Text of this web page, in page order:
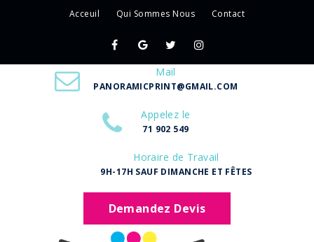
Acceuil Qui Sommes Nous Contact
Mail
PANORAMICPRINT@GMAIL.COM
Appelez le
71 902 549
Horaire de Travail
9H-17H SAUF DIMANCHE ET FÊTES
Demandez Devis